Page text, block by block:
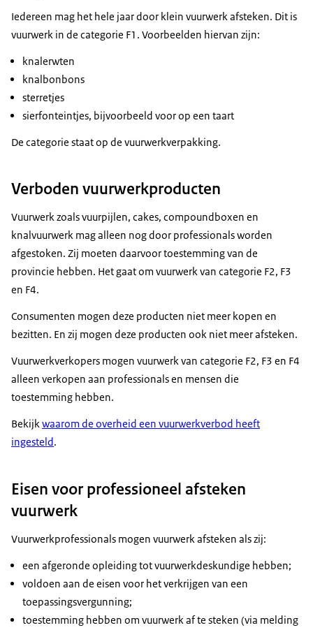
Iedereen mag het hele jaar door klein vuurwerk afsteken. Dit is
vuurwerk in de categorie F1. Voorbeelden hiervan zijn:
knalerwten
knalbonbons
sterretjes
sierfonteintjes, bijvoorbeeld voor op een taart
De categorie staat op de vuurwerkverpakking.
Verboden vuurwerkproducten
Vuurwerk zoals vuurpijlen, cakes, compoundboxen en
knalvuurwerk mag alleen nog door professionals worden
afgestoken. Zij moeten daarvoor toestemming van de
provincie hebben. Het gaat om vuurwerk van categorie F2, F3
en F4.
Consumenten mogen deze producten niet meer kopen en
bezitten. En zij mogen deze producten ook niet meer afsteken.
Vuurwerkverkopers mogen vuurwerk van categorie F2, F3 en F4
alleen verkopen aan professionals en mensen die
toestemming hebben.
Bekijkwaarom de overheid een vuurwerkverbod heeft
ingesteld.
Eisen voor professioneel afsteken
vuurwerk
Vuurwerkprofessionals mogen vuurwerk afsteken als zij:
een afgeronde opleiding tot vuurwerkdeskundige hebben;
voldoen aan de eisen voor het verkrijgen van een
toepassingsvergunning;
toestemming hebben om vuurwerk af te steken (via melding